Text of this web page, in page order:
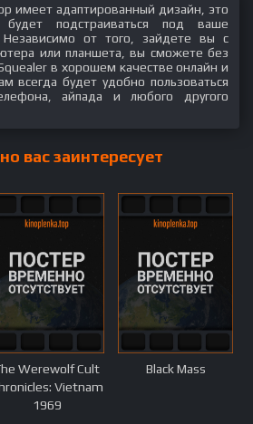
имеет адаптированный дизайн, это
подстраиваться под ваше
Независимо от того, зайдете вы с
или планшета, вы сможете без
в хорошем качестве онлайн и
всегда будет удобно пользоваться
айпада и любого другого
вас заинтересует
Werewolf Cult
Vietnam
1969
Black Mass